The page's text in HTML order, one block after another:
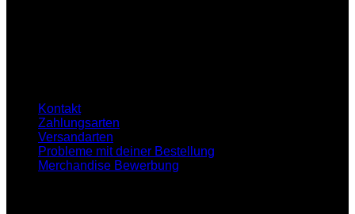
Kontakt
Zahlungsarten
Versandarten
Probleme mit deiner Bestellung
Merchandise Bewerbung